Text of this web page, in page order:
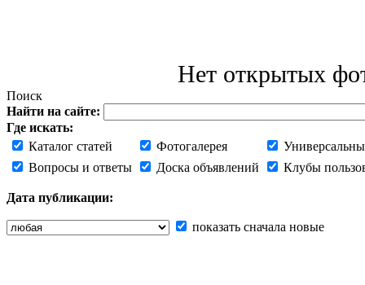
Нет открытых
Поиск
Найти на сайте:
Где искать:
Каталог статей
Фотогалерея
Вопросы и ответы
Доска объявлений Клубы
Дата публикации:
показать сначала новые